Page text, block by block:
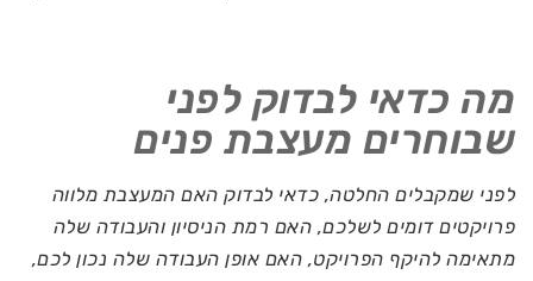
מה כדאי לבדוק לפני
שבוחרים מעצבת פנים
לפני שמקבלים החלטה, כדאי לבדוק האם המעצבת מלווה
פרויקטים דומים לשלכם, האם רמת הניסיון והעבודה שלה
מתאימה להיקף הפרויקט, האם אופן העבודה שלה נכון לכם,